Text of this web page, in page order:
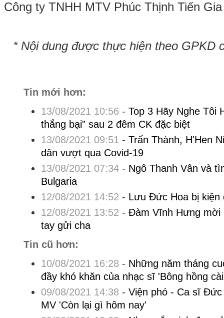
Công ty TNHH MTV Phúc Thịnh Tiến
* Nội dung được thực hiện theo GPKD
Tin mới hơn:
13/08/2021 10:56 - Top 3 Hãy Nghe Tôi
thắng bại” sau 2 đêm CK đặc biệt
13/08/2021 09:51 - Trấn Thành, H'Hen
dân vượt qua Covid-19
13/08/2021 07:34- Ngô Thanh Vân và
Bulgaria
12/08/2021 14:52 - Lưu Đức Hoa bị kiện
12/08/2021 13:52 - Đàm Vĩnh Hưng mời
tay gửi cha
Tin cũ hơn:
10/08/2021 16:28 - Những năm tháng
đầy khó khăn của nhạc sĩ 'Bông hồng
09/08/2021 14:38 - Viện phó - Ca sĩ
MV 'Còn lại gì hôm nay'